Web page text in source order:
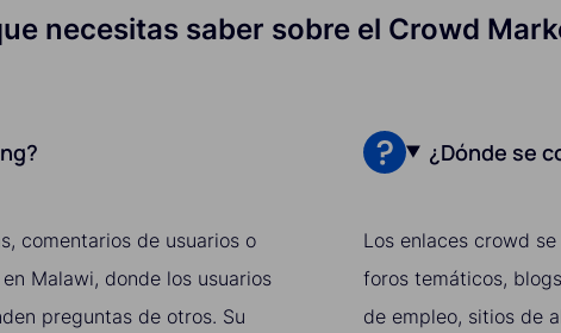
necesitas saber sobre el Crowd
comentarios de usuarios o
Malawi, donde los usuarios
preguntas de otros. Su
¿Dónde se
Los enlaces crowd
foros temáticos,
de empleo, sitios de